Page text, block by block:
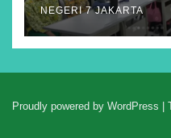
Inggris dan
Global Peserta
NEGERI 7 JAKARTA
Proudly powered by WordPress